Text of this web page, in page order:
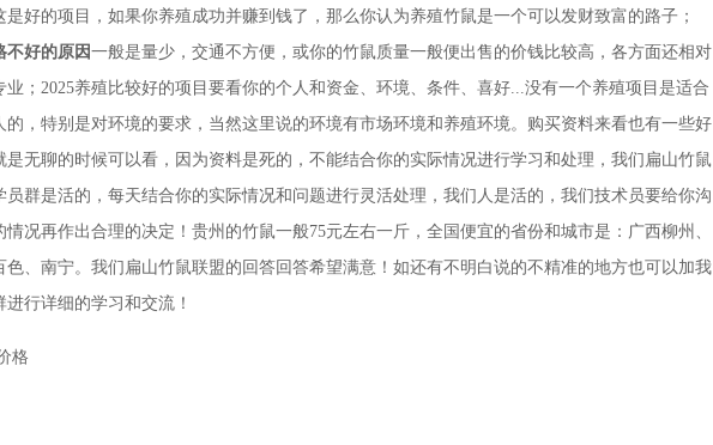
是好的项目，如果你养殖成功并赚到钱了，那么你认为养殖竹鼠是一个可以发财致富的路子；
不好的原因一般是量少，交通不方便，或你的竹鼠质量一般便出售的价钱比较高，各方面还相对
业；2025养殖比较好的项目要看你的个人和资金、环境、条件、喜好...没有一个养殖项目是适合
的，特别是对环境的要求，当然这里说的环境有市场环境和养殖环境。购买资料来看也有一些好
是无聊的时候可以看，因为资料是死的，不能结合你的实际情况进行学习和处理，我们扁山竹鼠
员群是活的，每天结合你的实际情况和问题进行灵活处理，我们人是活的，我们技术员要给你沟
情况再作出合理的决定！贵州的竹鼠一般75元左右一斤，全国便宜的省份和城市是：广西柳州、
色、南宁。我们扁山竹鼠联盟的回答回答希望满意！如还有不明白说的不精准的地方也可以加我
进行详细的学习和交流！